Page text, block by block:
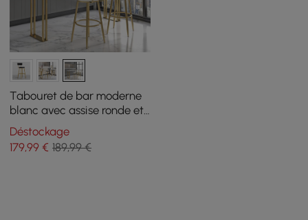
Tabouret de bar moderne
blanc avec assise ronde et
dossier en velours et
repose-pieds
Déstockage
179,99 € 189,99 €